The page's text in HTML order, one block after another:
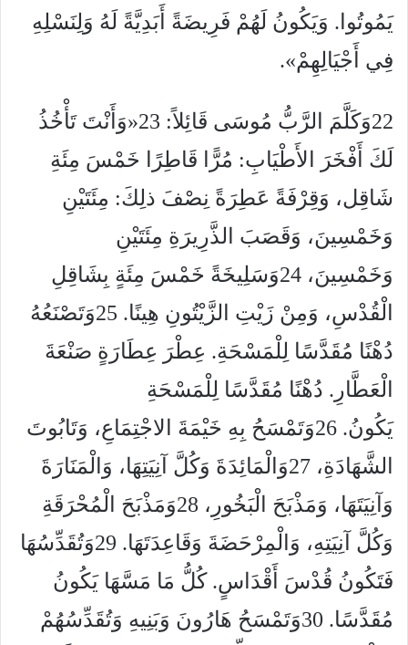
يَمُوتُوا. وَيَكُونُ لَهُمْ فَرِيضَةً أَبَدِيَّةً لَهُ وَلِنَسْلِهِ
فِي أَجْيَالِهِمْ».
22وَكَلَّمَ الرَّبُّ مُوسَى قَائِلاً: 23«وَأَنْتَ تَأْخُذُ
لَكَ أَفْخَرَ الأَطْيَابِ: مُرًّا قَاطِرًا خَمْسَ مِئَةِ
شَاقِل، وَقِرْفَةً عَطِرَةً نِصْفَ ذلِكَ: مِئَتَيْنِ
وَخَمْسِينَ، وَقَصَبَ الذَّرِيرَةِ مِئَتَيْنِ
وَخَمْسِينَ، 24وَسَلِيخَةً خَمْسَ مِئَةٍ بِشَاقِلِ
الْقُدْسِ، وَمِنْ زَيْتِ الزَّيْتُونِ هِينًا. 25وَتَصْنَعُهُ
دُهْنًا مُقَدَّسًا لِلْمَسْحَةِ. عِطْرَ عِطَارَةٍ صَنْعَةَ
الْعَطَّارِ. دُهْنًا مُقَدَّسًا لِلْمَسْحَةِ
يَكُونُ. 26وَتَمْسَحُ بِهِ خَيْمَةَ الاجْتِمَاعِ، وَتَابُوتَ
الشَّهَادَةِ، 27وَالْمَائِدَةَ وَكُلَّ آنِيَتِهَا، وَالْمَنَارَةَ
وَآنِيَتَهَا، وَمَذْبَحَ الْبَخُورِ، 28وَمَذْبَحَ الْمُحْرَقَةِ
وَكُلَّ آنِيَتِهِ، وَالْمِرْحَضَةَ وَقَاعِدَتَهَا. 29وَتُقَدِّسُهَا
فَتَكُونُ قُدْسَ أَقْدَاسٍ. كُلُّ مَا مَسَّهَا يَكُونُ
مُقَدَّسًا. 30وَتَمْسَحُ هَارُونَ وَبَنِيهِ وَتُقَدِّسُهُمْ